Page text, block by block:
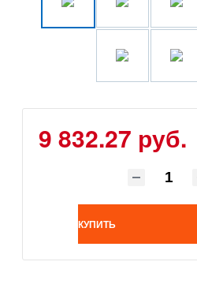
9 832.27 руб.
КУПИТЬ